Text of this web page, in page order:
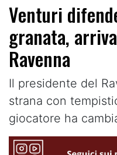
Venturi
granata,
Ravenna
Il presidente del
strana con
giocatore ha